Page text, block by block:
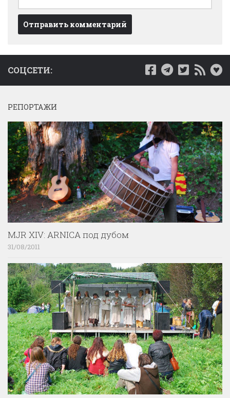
СОЦСЕТИ:
РЕПОРТАЖИ
MJR XIV: ARNICA под дубом
31/08/2011